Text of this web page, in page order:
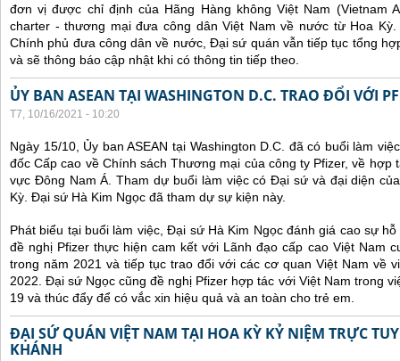
đơn vị được chỉ định của Hãng Hàng không Việt Nam (Vietnam
charter - thương mại đưa công dân Việt Nam về nước từ Hoa
Chính phủ đưa công dân về nước, Đại sứ quán vẫn tiếp tục tổng
và sẽ thông báo cập nhật khi có thông tin tiếp theo.
ỦY BAN ASEAN TẠI WASHINGTON D.C. TRAO ĐỔI VỚI
T7, 10/16/2021 - 10:20
Ngày 15/10, Ủy ban ASEAN tại Washington D.C. đã có buổi làm
đốc Cấp cao về Chính sách Thương mại của công ty Pfizer, về hợp
vực Đông Nam Á. Tham dự buổi làm việc có Đại sứ và đại diện
Kỳ. Đại sứ Hà Kim Ngọc đã tham dự sự kiện này.
Phát biểu tại buổi làm việc, Đại sứ Hà Kim Ngọc đánh giá cao sự
đề nghị Pfizer thực hiện cam kết với Lãnh đạo cấp cao Việt Nam
trong năm 2021 và tiếp tục trao đổi với các cơ quan Việt Nam về
2022. Đại sứ Ngọc cũng đề nghị Pfizer hợp tác với Việt Nam trong
19 và thúc đẩy để có vắc xin hiệu quả và an toàn cho trẻ em.
ĐẠI SỨ QUÁN VIỆT NAM TẠI HOA KỲ KỶ NIỆM TRỰC
KHÁNH